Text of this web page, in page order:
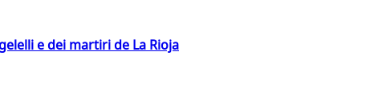
e dei martiri de La Rioja